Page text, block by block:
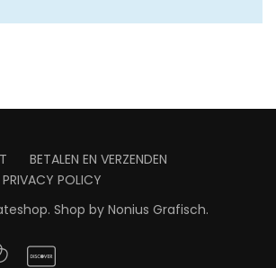
BETALEN EN VERZENDEN
PRIVACY POLICY
Shop by Nonius Grafisch.